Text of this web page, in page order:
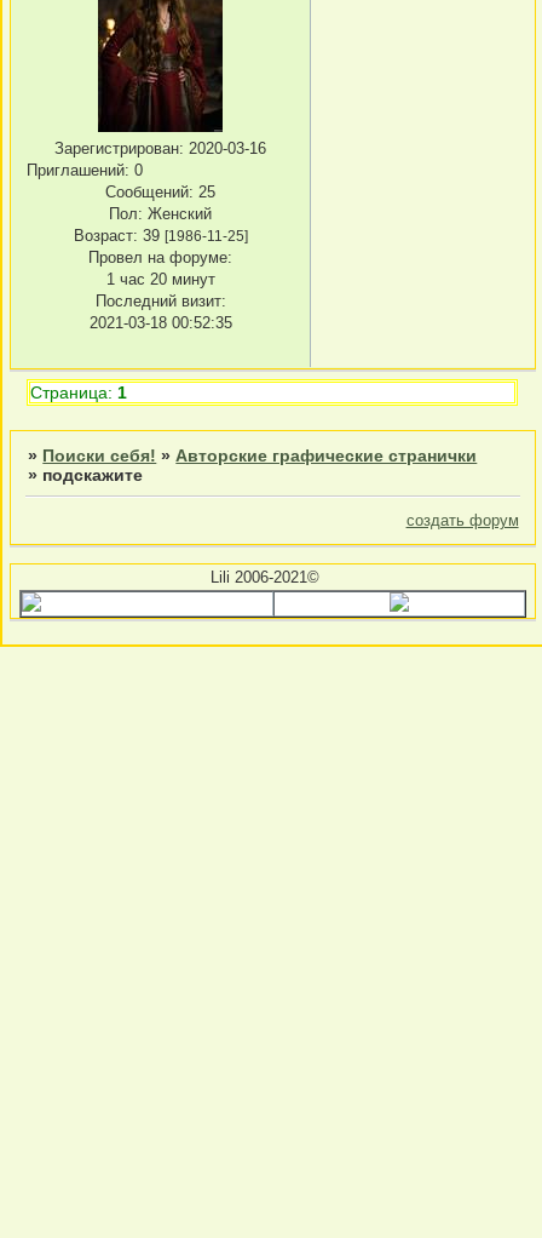
Зарегистрирован: 2020-03-16
Приглашений: 0
Сообщений: 25
Пол: Женский
Возраст: 39 [1986-11-25]
Провел на форуме:
1 час 20 минут
Последний визит:
2021-03-18 00:52:35
Страница: 1
» Поиски себя! »Авторские графические странички
» подскажите
создать форум
Lili 2006-2021©